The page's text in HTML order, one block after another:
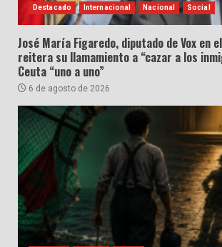
Destacado Internacional Nacional Social
José María Figaredo, diputado de Vox en
reitera su llamamiento a “cazar a los
Ceuta “uno a uno”
6 de agosto de 2026